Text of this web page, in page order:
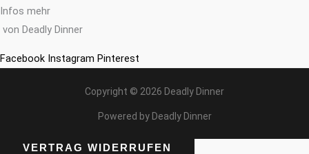
Infos mehr
von Deadly Dinner
Facebook Instagram Pinterest
Copyright © 2026 Deadly Dinner
Powered by Deadly Dinner
VERTRAG WIDERRUFEN